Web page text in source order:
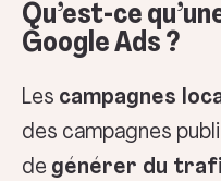
Qu’est-ce
Google Ads ?
Les campagnes
des campagnes
de générer du